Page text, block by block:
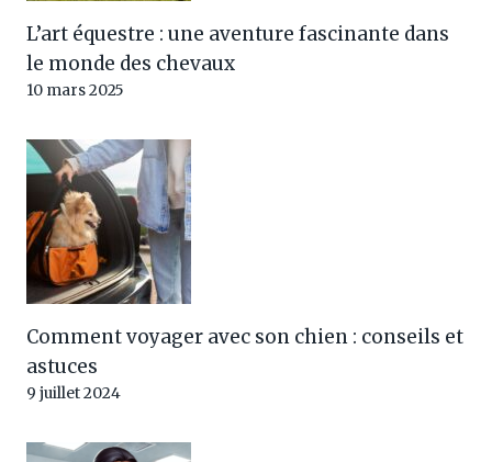
L’art équestre : une aventure fascinante dans
le monde des chevaux
10 mars 2025
Comment voyager avec son chien : conseils et
astuces
9 juillet 2024